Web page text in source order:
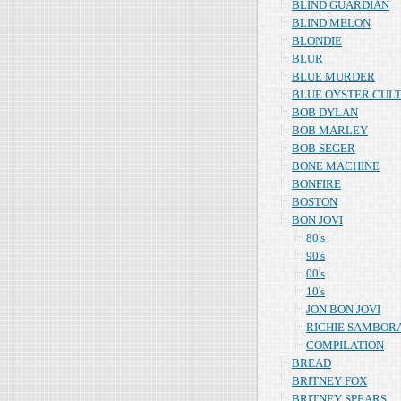
BLIND GUARDIAN
BLIND MELON
BLONDIE
BLUR
BLUE MURDER
BLUE OYSTER CULT
BOB DYLAN
BOB MARLEY
BOB SEGER
BONE MACHINE
BONFIRE
BOSTON
BON JOVI
80's
90's
00's
10's
JON BON JOVI
RICHIE
COMPILATION
BREAD
BRITNEY FOX
BRITNEY SPEARS